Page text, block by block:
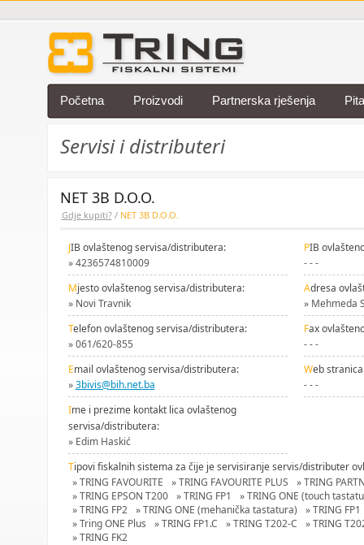
Početna Proizvodi Partnerska rješenja
Servisi i distributeri
NET 3B D.O.O.
Gdje kupiti? / NET 3B D.O.O.
JIB ovlaštenog servisa/distributera:
» 4236574810009
PIB
- - -
Mjesto ovlaštenog servisa/distributera:
» Novi Travnik
Adresa
» Mehmeda
Telefon ovlaštenog servisa/distributera:
» 061/620-855
Fax
- - -
Email ovlaštenog servisa/distributera:
»3bivis@bih.net.ba
Web
- - -
Ime i prezime kontakt lica ovlaštenog
servisa/distributera:
» Edim Haskić
Tipovi fiskalnih sistema za čije je servisiranje servis/distributer
» TRING FAVOURITE
» TRING FAVOURITE PLUS
» TRING
» TRING EPSON T200
» TRING FP1
» TRING ONE (touch
» TRING FP2
» TRING ONE (mehanička tastatura)
» TRING FP1
» Tring ONE Plus
» TRING FP1.C » TRING T202-C
» TRING
» TRING FK2